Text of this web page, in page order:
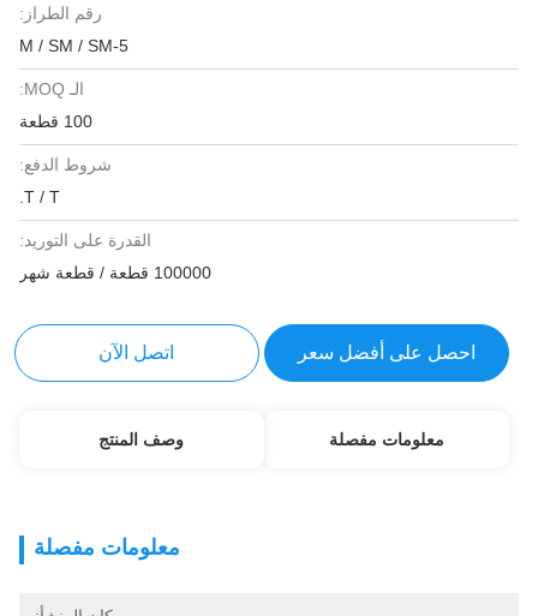
رقم الطراز:
M / SM / SM-5
الـ MOQ:
100 قطعة
شروط الدفع:
T / T.
القدرة على التوريد:
100000 قطعة / قطعة شهر
احصل على أفضل سعر اتصل الآن
معلومات مفصلة وصف المنتج
معلومات مفصلة